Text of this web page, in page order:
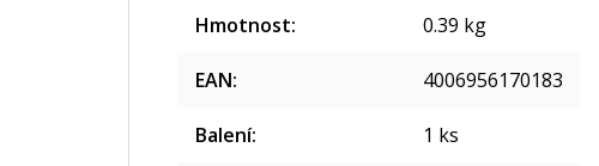
Hmotnost: 0.39 kg
EAN: 4006956170183
Balení: 1 ks